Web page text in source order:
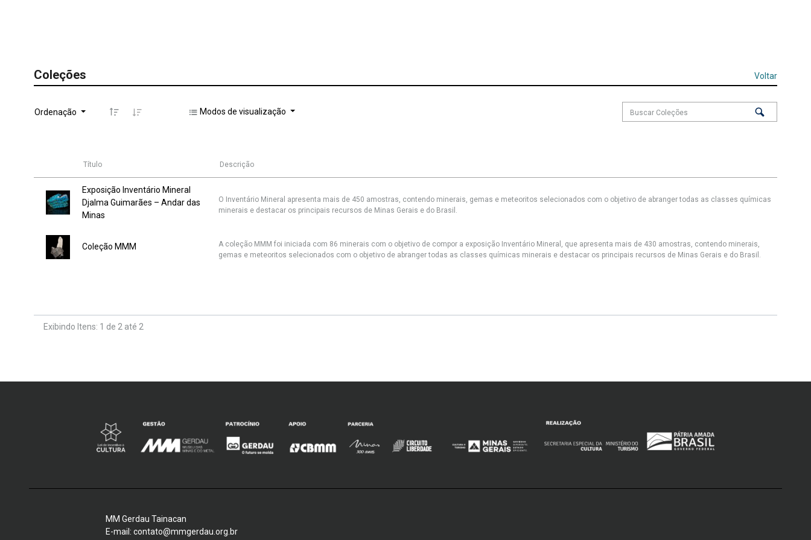
Coleções Voltar
Ordenação Modos de visualização
Título Descrição
Exposição Inventário Mineral
Djalma Guimarães – Andar das
Minas
O Inventário Mineral apresenta mais de 450 amostras, contendo minerais, gemas e meteoritos selecionados com o objetivo de abranger todas as classes químicas
minerais e destacar os principais recursos de Minas Gerais e do Brasil.
Coleção MMM
A coleção MMM foi iniciada com 86 minerais com o objetivo de compor a exposição Inventário Mineral, que apresenta mais de 430 amostras, contendo minerais,
gemas e meteoritos selecionados com o objetivo de abranger todas as classes químicas minerais e destacar os principais recursos de Minas Gerais e do Brasil.
Exibindo Itens: 1 de 2 até 2
MM Gerdau Tainacan
E-mail: contato@mmgerdau.org.br